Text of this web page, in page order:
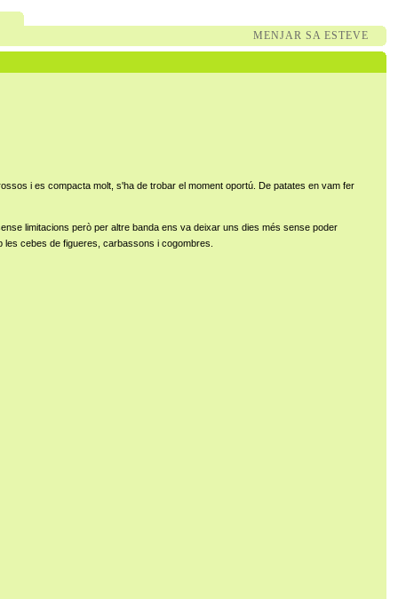
MENJAR SA ESTEVE
i es compacta molt, s'ha de trobar el moment oportú. De patates en vam fer
limitacions però per altre banda ens va deixar uns dies més sense poder
cebes de figueres, carbassons i cogombres.